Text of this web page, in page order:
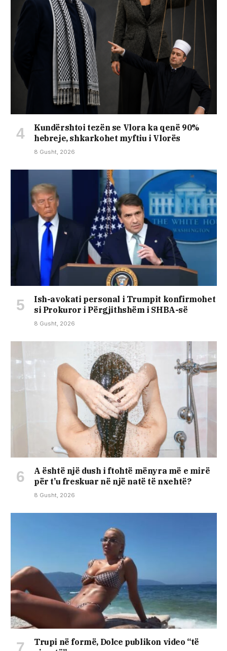
Kundërshtoi tezën se Vlora ka qenë 90%
hebreje, shkarkohet myftiu i Vlorës
8 Gusht, 2026
Ish-avokati personal i Trumpit konfirmohet
si Prokuror i Përgjithshëm i SHBA-së
8 Gusht, 2026
A është një dush i ftohtë mënyra më e mirë
për t’u freskuar në një natë të nxehtë?
8 Gusht, 2026
Trupi në formë, Dolce publikon video “të